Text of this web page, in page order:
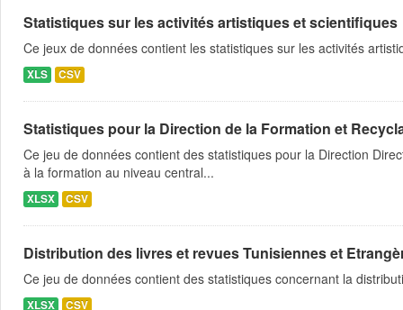
Statistiques sur les activités artistiques et scientifiques
Ce jeux de données contient les statistiques sur les activités
XLS CSV
Statistiques pour la Direction de la Formation et
Ce jeu de données contient des statistiques pour la Direction
à la formation au niveau central...
XLSX CSV
Distribution des livres et revues Tunisiennes et
Ce jeu de données contient des statistiques concernant la
XLSX CSV